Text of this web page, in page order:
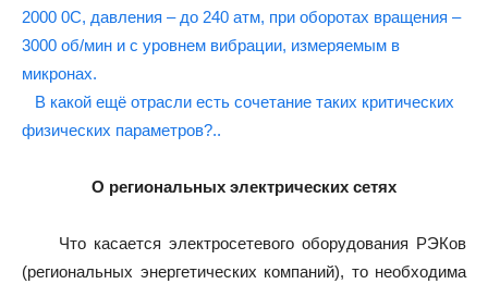
2000 0С, давления – до 240 атм, при оборотах вращения –
3000 об/мин и с уровнем вибрации, измеряемым в
микронах.
В какой ещё отрасли есть сочетание таких критических
физических параметров?..
О региональных электрических сетях
Что касается электросетевого оборудования РЭКов
(региональных энергетических компаний), то необходима